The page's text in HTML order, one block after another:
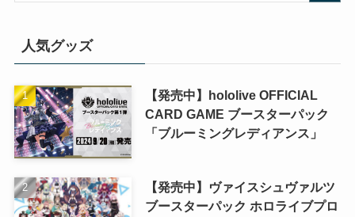
人気グッズ
【発売中】hololive OFFICIAL
CARD GAME ブースターパック
「ブルーミングレディアンス」
【発売中】ヴァイスシュヴァルツ
ブースターパック ホロライブプロ